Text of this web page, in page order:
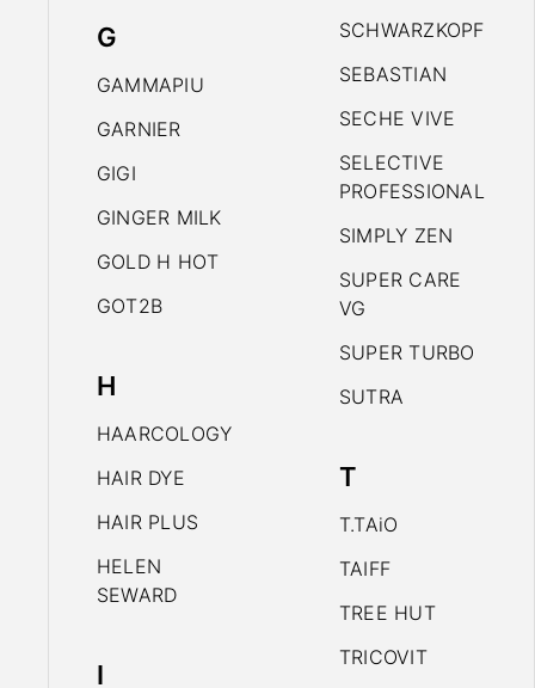
G
GAMMAPIU
GARNIER
GIGI
GINGER MILK
GOLD H HOT
GOT2B
H
HAARCOLOGY
HAIR DYE
HAIR PLUS
HELEN
SEWARD
I
SCHWARZKOPF
SEBASTIAN
SECHE VIVE
SELECTIVE
PROFESSIONAL
SIMPLY ZEN
SUPER CARE
VG
SUPER TURBO
SUTRA
T
T.TAiO
TAIFF
TREE HUT
TRICOVIT